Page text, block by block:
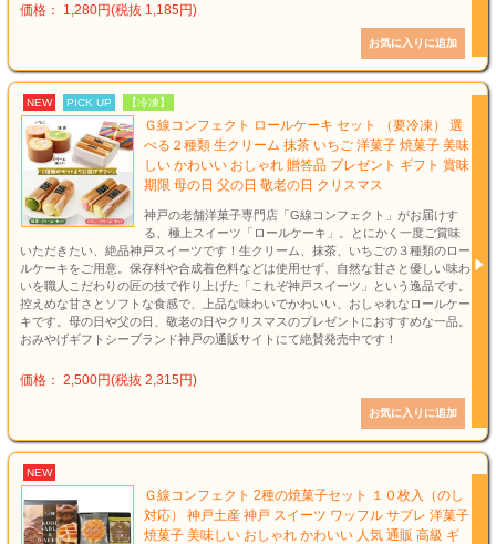
価格： 1,280円(税抜 1,185円)
NEW PICK UP 【冷凍】
Ｇ線コンフェクト ロールケーキ セット （要冷凍） 選
べる２種類 生クリーム 抹茶 いちご 洋菓子 焼菓子 美味
しい かわいい おしゃれ 贈答品 プレゼント ギフト 賞味
期限 母の日 父の日 敬老の日 クリスマス
神戸の老舗洋菓子専門店「G線コンフェクト」がお届けす
る、極上スイーツ「ロールケーキ」。とにかく一度ご賞味
いただきたい、絶品神戸スイーツです！生クリーム、抹茶、いちごの３種類のロー
ルケーキをご用意。保存料や合成着色料などは使用せず、自然な甘さと優しい味わ
いを職人こだわりの匠の技で作り上げた「これぞ神戸スイーツ」という逸品です。
控えめな甘さとソフトな食感で、上品な味わいでかわいい、おしゃれなロールケー
キです。母の日や父の日、敬老の日やクリスマスのプレゼントにおすすめな一品。
おみやげギフトシーブランド神戸の通販サイトにて絶賛発売中です！
価格： 2,500円(税抜 2,315円)
NEW
Ｇ線コンフェクト 2種の焼菓子セット １０枚入（のし
対応） 神戸土産 神戸 スイーツ ワッフル サブレ 洋菓子
焼菓子 美味しい おしゃれ かわいい 人気 通販 高級 ギ